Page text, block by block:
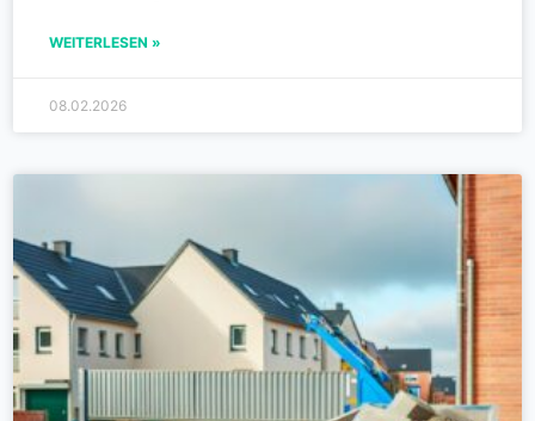
WEITERLESEN »
08.02.2026